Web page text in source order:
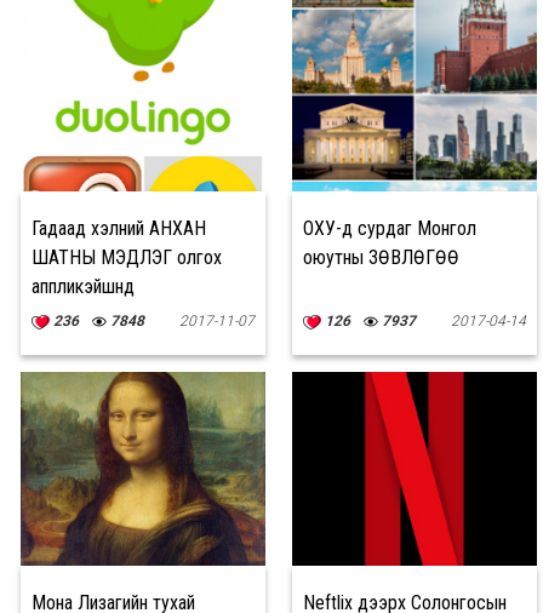
Гадаад хэлний АНХАН
ШАТНЫ МЭДЛЭГ олгох
аппликэйшнүүд
236 7848 2017-11-07
ОХУ-д сурдаг Монгол
оюутны ЗӨВЛӨГӨӨ
126 7937 2017-04-14
Мона Лизагийн тухай Neftlix дээрх Солонгосын